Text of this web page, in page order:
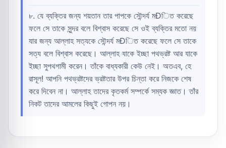
৮. যে ব্যক্তির জন্য শয়তান তার পাপকে সৌন্দর্য মÐিত করেছে
ফলে সে তাকে সুন্দর বলে বিশ্বাস করেছে সে ওই ব্যক্তির মতো নয়
যার জন্য আল্লাহ সত্যকে সৌন্দর্য মÐিত করেছে ফলে সে তাকে
সত্য বলে বিশ্বাস করেছে। আল্লাহ যাকে ইচ্ছা পথভ্রষ্ট আর যাকে
ইচ্ছা সুপথগামী করেন। তাঁকে বাধ্যকারী কেউ নেই। অতএব, হে
রাসূল! আপনি পথভ্রষ্টদের ভ্রষ্টতার উপর চিন্তা করে নিজকে শেষ
করে দিবেন না। আল্লাহ তাদের কৃতকর্ম সম্পর্কে সম্যক জ্ঞাত। তাঁর
নিকট তাদের আমলের কিছুই গোপন নয়।